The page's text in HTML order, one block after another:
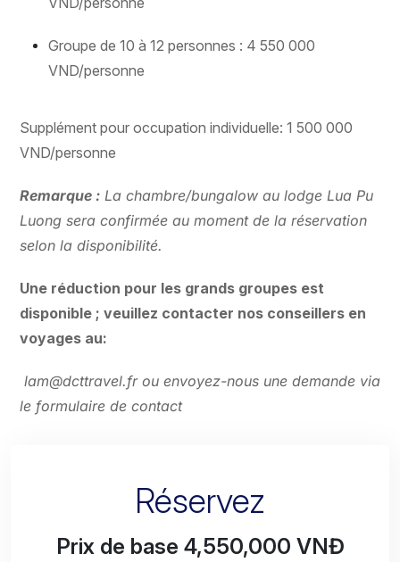
Groupe de 10 à 12 personnes : 4 550 000
VND/personne
Supplément pour occupation individuelle: 1 500 000
VND/personne
Remarque : La chambre/bungalow au lodge Lua Pu
Luong sera confirmée au moment de la réservation
selon la disponibilité.
Une réduction pour les grands groupes est
disponible ; veuillez contacter nos conseillers en
voyages au:
lam@dcttravel.frou envoyez-nous une demande via
le formulaire de contact
Réservez
Prix de base 4,550,000 VNĐ